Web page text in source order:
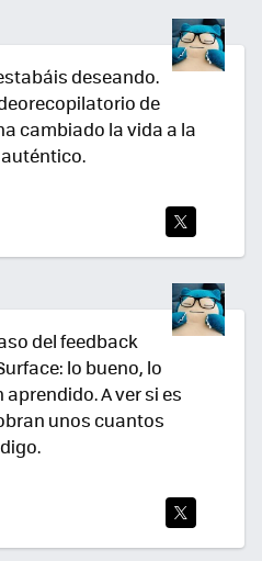
TEA
R
deseando.
de
cambiado la vida a la
TEA
R
del feedback
lo bueno, lo
A ver si es
unos cuantos
TWI